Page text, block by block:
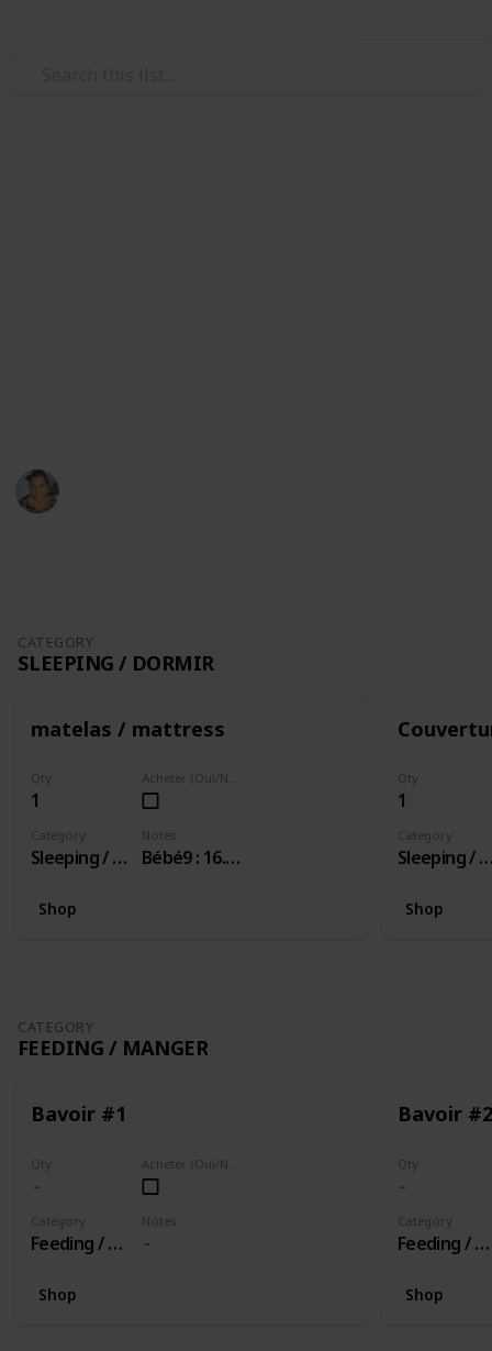
CATEGORY
SLEEPING / DORMIR
matelas / mattress
Qty
1
Category
Sleeping / Dormir
Notes
Bébé9 : 16.99/ 18.90
Shop
Qty
1
Category
Sleeping
Shop
CATEGORY
FEEDING / MANGER
Bavoir #1
Qty
Category
Feeding / Manger
Notes
Shop
Bavoir #2
Qty
Category
Feeding / Manger
Shop